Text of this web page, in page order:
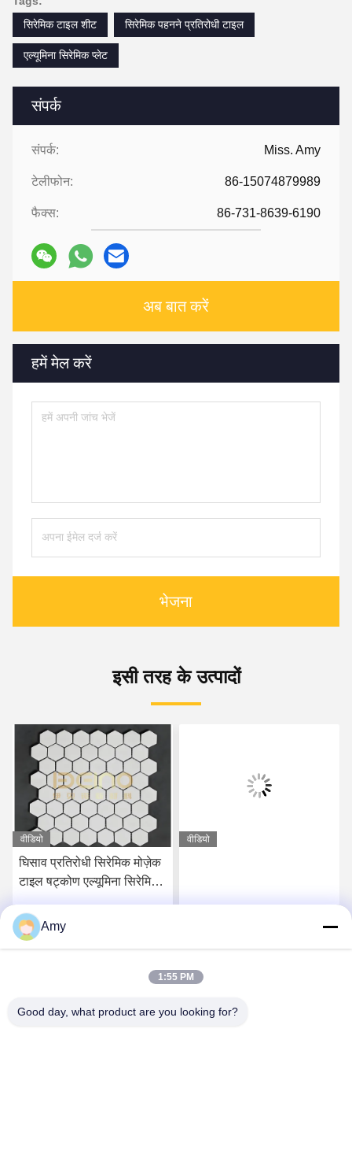
संपर्क
संपर्क: Miss. Amy
टेलीफोन: 86-15074879989
फैक्स: 86-731-8639-6190
अब बात करें
हमें मेल करें
भेजना
सिरेमिक टाइल शीट
सिरेमिक पहनने प्रतिरोधी टाइल
एल्यूमिना सिरेमिक प्लेट
इसी तरह के उत्पादों
वीडियो
घिसाव प्रतिरोधी सिरेमिक मोज़ेक
टाइल षट्कोण एल्यूमिना सिरेमिक
सर्वोत्तम मूल्य प्राप्त करें
वीडियो
Amy
1:55 PM
Good day, what product are you looking for?